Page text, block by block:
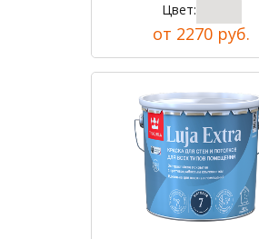
Цвет:
от 2270 руб.